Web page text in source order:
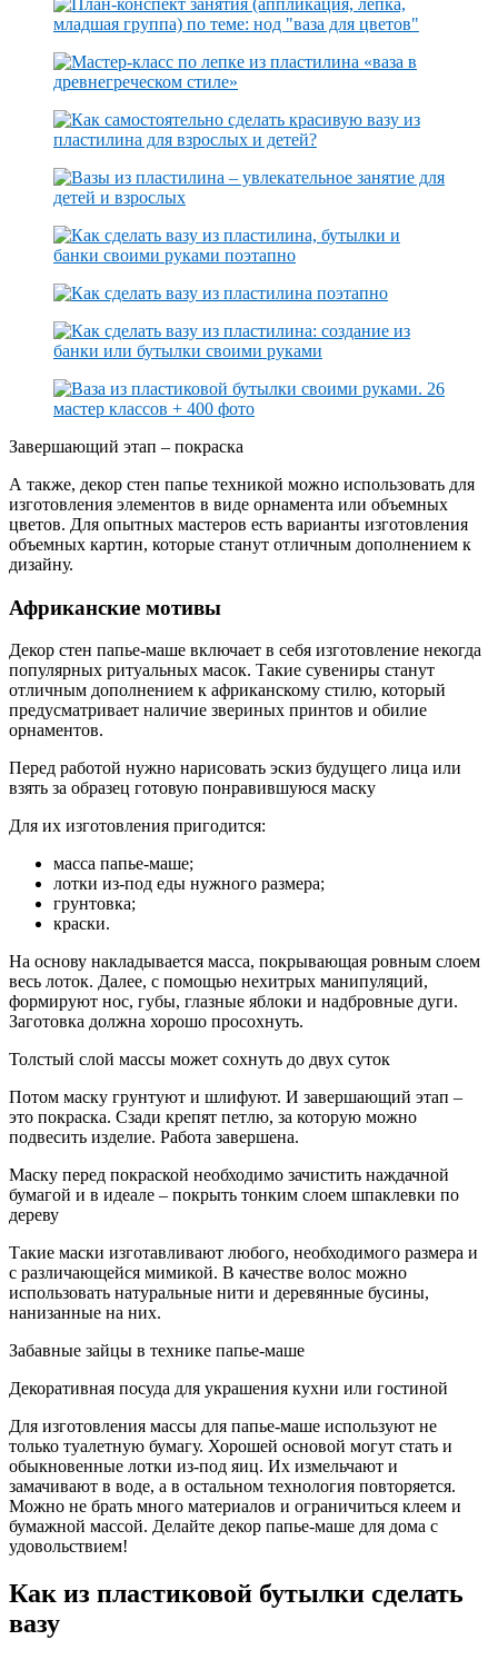
Завершающий этап – покраска
А также, декор стен папье техникой можно использовать для
изготовления элементов в виде орнамента или объемных
цветов. Для опытных мастеров есть варианты изготовления
объемных картин, которые станут отличным дополнением к
дизайну.
Африканские мотивы
Декор стен папье-маше включает в себя изготовление некогда
популярных ритуальных масок. Такие сувениры станут
отличным дополнением к африканскому стилю, который
предусматривает наличие звериных принтов и обилие
орнаментов.
Перед работой нужно нарисовать эскиз будущего лица или
взять за образец готовую понравившуюся маску
Для их изготовления пригодится:
масса папье-маше;
лотки из-под еды нужного размера;
грунтовка;
краски.
На основу накладывается масса, покрывающая ровным слоем
весь лоток. Далее, с помощью нехитрых манипуляций,
формируют нос, губы, глазные яблоки и надбровные дуги.
Заготовка должна хорошо просохнуть.
Толстый слой массы может сохнуть до двух суток
Потом маску грунтуют и шлифуют. И завершающий этап –
это покраска. Сзади крепят петлю, за которую можно
подвесить изделие. Работа завершена.
Маску перед покраской необходимо зачистить наждачной
бумагой и в идеале – покрыть тонким слоем шпаклевки по
дереву
Такие маски изготавливают любого, необходимого размера и
с различающейся мимикой. В качестве волос можно
использовать натуральные нити и деревянные бусины,
нанизанные на них.
Забавные зайцы в технике папье-маше
Декоративная посуда для украшения кухни или гостиной
Для изготовления массы для папье-маше используют не
только туалетную бумагу. Хорошей основой могут стать и
обыкновенные лотки из-под яиц. Их измельчают и
замачивают в воде, а в остальном технология повторяется.
Можно не брать много материалов и ограничиться клеем и
бумажной массой. Делайте декор папье-маше для дома с
удовольствием!
Как из пластиковой бутылки сделать
вазу